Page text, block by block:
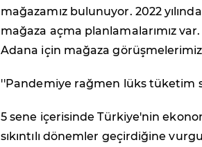
mağazamız bulunuyor. 2022
mağaza açma planlamalarımız
Adana için mağaza
''Pandemiye rağmen lüks tüketim
5 sene içerisinde Türkiye'nin
sıkıntılı dönemler geçirdiğine